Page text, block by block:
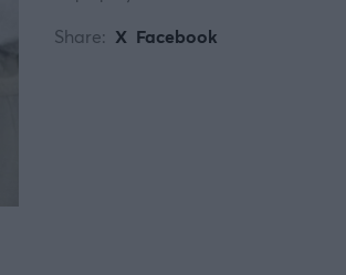
Share: X Facebook